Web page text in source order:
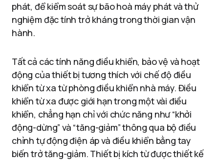
phát, để kiểm soát sự bão hoà máy phát và thử
nghiệm đặc tính trở kháng trong thời gian vận
hành.
Tất cả các tính năng điều khiển, bảo vệ và hoạt
động của thiết bị tương thích với chế độ điều
khiển từ xa từ phòng điều khiển nhà máy. Điều
khiển từ xa được giới hạn trong một vài điều
khiển, chẳng hạn chỉ với chức năng như “khởi
động-dừng” và “tăng-giảm” thông qua bộ điều
chỉnh tự động điện áp và điều khiển bằng tay
biến trở tăng-giảm. Thiết bị kích từ được thiết kế